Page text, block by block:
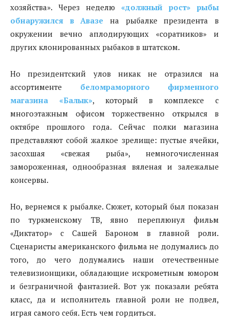
хозяйства». Через неделю «должный рост» рыбы
обнаружился в Авазе на рыбалке президента в
окружении вечно аплодирующих «соратников» и
других клонированных рыбаков в штатском.
Но президентский улов никак не отразился на
ассортименте беломраморного фирменного
магазина «Балык», который в комплексе с
многоэтажным офисом торжественно открылся в
октябре прошлого года. Сейчас полки магазина
представляют собой жалкое зрелище: пустые ячейки,
засохшая «свежая рыба», немногочисленная
замороженная, однообразная вяленая и залежалые
консервы.
Но, вернемся к рыбалке. Сюжет, который был показан
по туркменскому ТВ, явно переплюнул фильм
«Диктатор» с Сашей Бароном в главной роли.
Сценаристы американского фильма не додумались до
того, до чего додумались наши отечественные
телевизионщики, обладающие искрометным юмором
и безграничной фантазией. Вот уж показали ребята
класс, да и исполнитель главной роли не подвел,
играя самого себя. Есть чем гордиться.